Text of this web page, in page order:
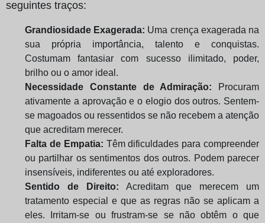
seguintes traços:
Grandiosidade Exagerada: Uma crença exagerada na
sua própria importância, talento e conquistas.
Costumam fantasiar com sucesso ilimitado, poder,
brilho ou o amor ideal.
Necessidade Constante de Admiração: Procuram
ativamente a aprovação e o elogio dos outros. Sentem-
se magoados ou ressentidos se não recebem a atenção
que acreditam merecer.
Falta de Empatia: Têm dificuldades para compreender
ou partilhar os sentimentos dos outros. Podem parecer
insensíveis, indiferentes ou até exploradores.
Sentido de Direito: Acreditam que merecem um
tratamento especial e que as regras não se aplicam a
eles. Irritam-se ou frustram-se se não obtêm o que